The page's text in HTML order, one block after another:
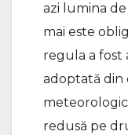
azi lumina
mai este
regula a fost
adoptată din
redusă pe